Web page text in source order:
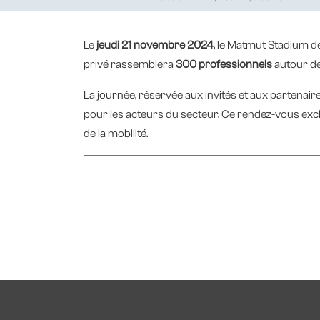
Le jeudi 21 novembre 2024, le Matmut Stadium
privé rassemblera300 professionnelsautour
La journée, réservée aux invités et aux
pour les acteurs du secteur. Ce rendez-vous
de la mobilité.